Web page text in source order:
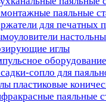
паяльные
для печатных
иглы
оборудование
сопло для
пластиковые
паяльные